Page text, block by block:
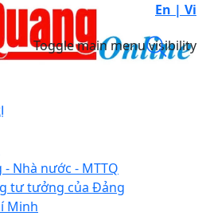
En | Vi
Toggle main menu visibility
Nhà nước - MTTQ
tư tưởng của Đảng
Minh